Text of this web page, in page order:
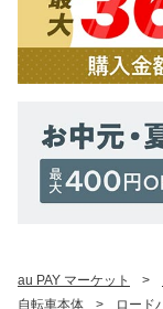
au PAY マーケット >
自転車本体
> ロード